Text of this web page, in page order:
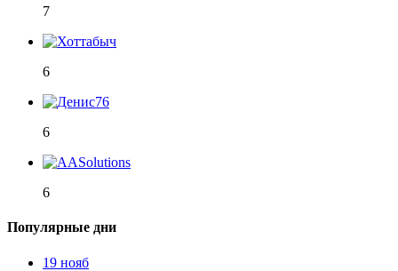
7
6
6
6
Популярные дни
19 нояб